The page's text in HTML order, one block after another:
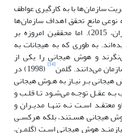
سازمان‌ها با به کارگیری عواطف
مانع تحقق اهداف سازمان‌ها
و همکاران، 2015). اما محققین امروزه بر
به طوری که به هیجانات به
و هوش هیجانی را یکی از
می‌دانند. گلمن[14]
(1998) در
هیجانی بـر نیـاز به هـوش هیجانی
عقـل توجـه می‌شـود تـا قلـب و
اسـت نـه تنهـا مدیـران و
هیجانی هسـتند، بلکه هرکسـی
هوش هیجانی اسـت (گلمـن،